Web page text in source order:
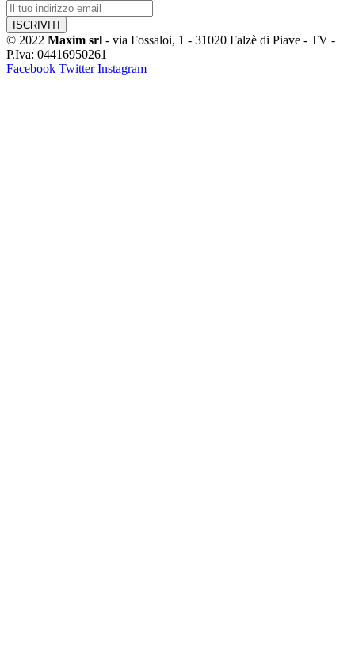
© 2022 Maxim srl - via Fossaloi, 1 - 31020 Falzè di Piave - TV -
P.Iva: 04416950261
Facebook Twitter Instagram